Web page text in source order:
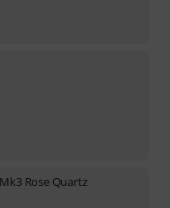
Rose Quartz